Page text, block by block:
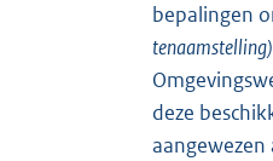
bepalingen
tenaamstelling)
deze
aangewezen